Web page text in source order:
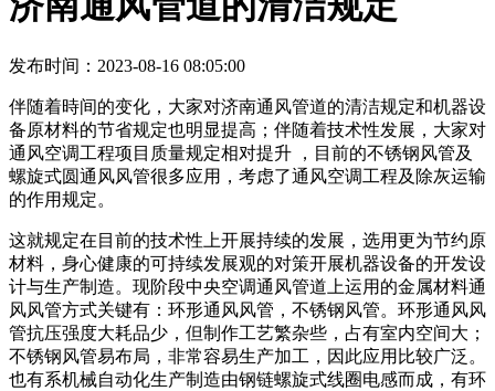
发布时间：2023-08-16 08:05:00
伴随着時间的变化，大家对济南通风管道的清洁规定和机器设
备原材料的节省规定也明显提高；伴随着技术性发展，大家对
通风空调工程项目质量规定相对提升 ，目前的不锈钢风管及
螺旋式圆通风风管很多应用，考虑了通风空调工程及除灰运输
的作用规定。
这就规定在目前的技术性上开展持续的发展，选用更为节约原
材料，身心健康的可持续发展观的对策开展机器设备的开发设
计与生产制造。现阶段中央空调通风管道上运用的金属材料通
风风管方式关键有：环形通风风管，不锈钢风管。环形通风风
管抗压强度大耗品少，但制作工艺繁杂些，占有室内空间大；
不锈钢风管易布局，非常容易生产加工，因此应用比较广泛。
也有系机械自动化生产制造由钢链螺旋式线圈电感而成，有环